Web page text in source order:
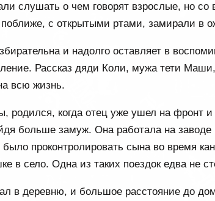
слушать о чем говорят взрослые, но
с открытыми ртами, замирали в
и надолго оставляет в
Рассказ дяди Коли, мужа тети
всю жизнь.
родился, когда отец уже ушел на фронт
больше замуж. Она работала на
проконтролировать сына во время
в село. Одна из таких поездок едва не
в деревню, и большое расстояние до